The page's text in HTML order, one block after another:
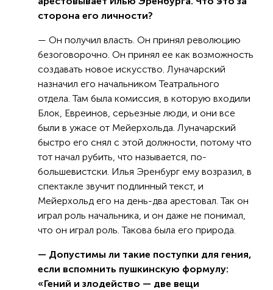
сторона его личности?
— Он получил власть. Он принял революцию
безоговорочно. Он принял ее как возможность
создавать новое искусство. Луначарский
назначил его начальником Театрального
отдела. Там была комиссия, в которую входили
Блок, Евреинов, серьезные люди, и они все
были в ужасе от Мейерхольда. Луначарский
быстро его снял с этой должности, потому что
тот начал рубить, что называется, по-
большевистски. Илья Эренбург ему возразил, в
спектакле звучит подлинный текст, и
Мейерхольд его на день-два арестовал. Так он
играл роль начальника, и он даже не понимал,
что он играл роль. Такова была его природа.
— Допустимы ли такие поступки для гения,
если вспомнить пушкинскую формулу:
«Гений и злодейство — две вещи